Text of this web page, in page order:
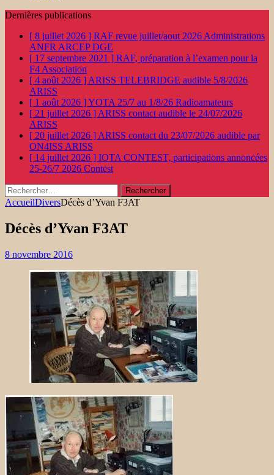
Dernières publications
[ 8 juillet 2026 ] RAF revue juillet/aout 2026 Administrations
ANFR ARCEP DGE
[ 17 septembre 2021 ] RAF, préparation à l’examen pour la
F4 Association
[ 4 août 2026 ] ARISS TELEBRIDGE audible 5/8/2026
ARISS
[ 1 août 2026 ]YOTA 25/7 au 1/8/26 Radioamateurs
[ 21 juillet 2026 ] ARISS contact audible le 24/07/2026
ARISS
[ 20 juillet 2026 ] ARISS contact du 23/07/2026 audible par
ON4ISS ARISS
[ 14 juillet 2026 ] IOTA CONTEST, participations annoncées
25-26/7 2026 Contest
Rechercher :
AccueilDiversDécès d’Yvan F3AT
Décès d’Yvan F3AT
8 novembre 2016